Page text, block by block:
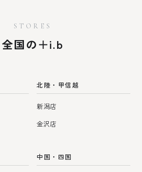
STORES
全国の＋i.b
北陸・甲信越
新潟店
金沢店
中国・四国